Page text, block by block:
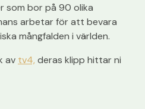
som bor på 90 olika
arbetar för att bevara
mångfalden i världen.
av tv4, deras klipp hittar ni